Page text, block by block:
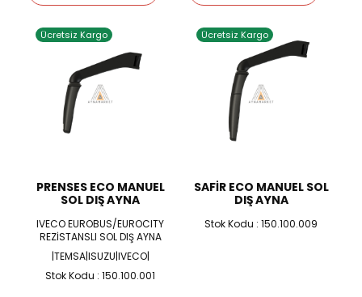
Ücretsiz Kargo
PRENSES ECO MANUEL
SOL DIŞ AYNA
IVECO EUROBUS/EUROCITY
REZİSTANSLI SOL DIŞ AYNA
|TEMSA|ISUZU|IVECO|
Stok Kodu : 150.100.001
Ücretsiz Kargo
SAFİR ECO MANUEL SOL
DIŞ AYNA
Stok Kodu : 150.100.009